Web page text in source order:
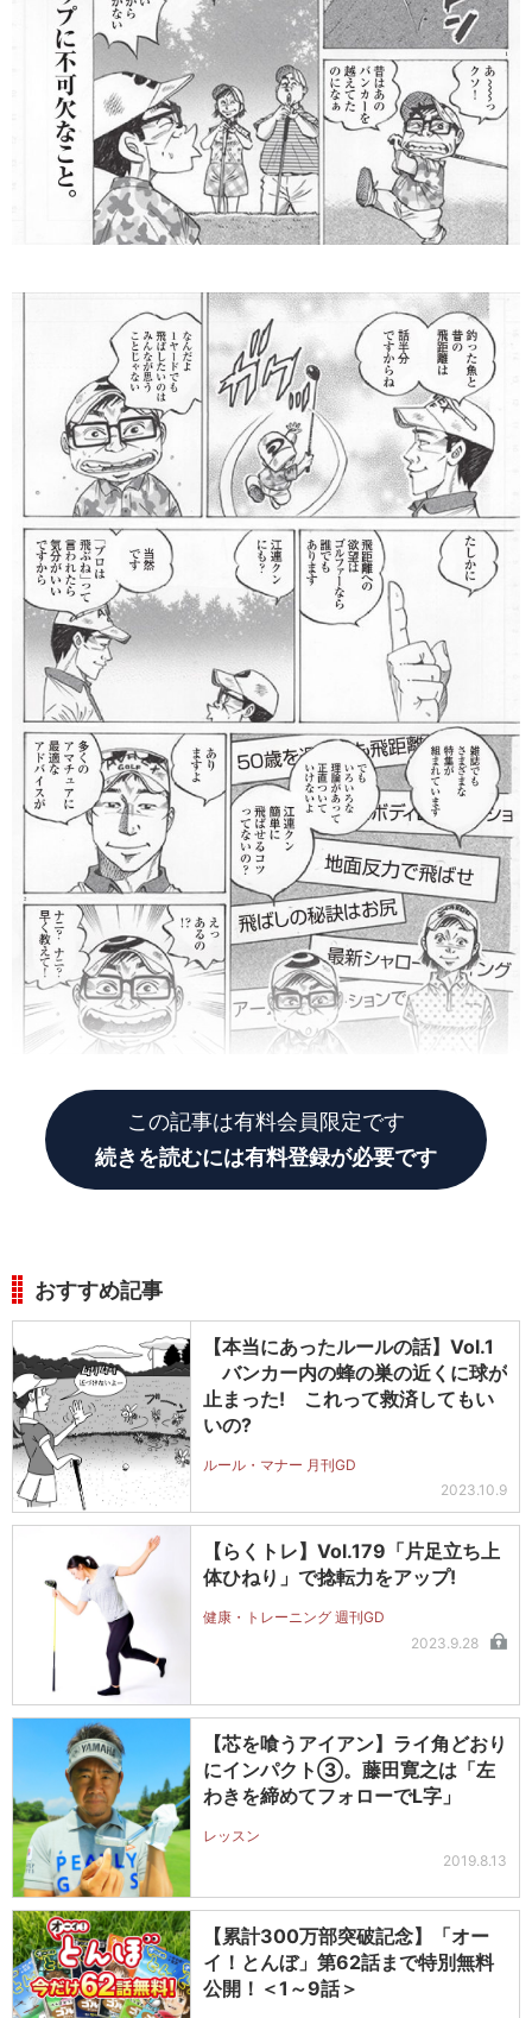
この記事は有料会員限定です
続きを読むには有料登録が必要です
おすすめ記事
【本当にあったルールの話】Vol.1
バンカー内の蜂の巣の近くに球が
止まった! これって救済してもい
いの?
ルール・マナー 月刊GD
2023.10.9
【らくトレ】Vol.179「片足立ち上
体ひねり」で捻転力をアップ!
健康・トレーニング 週刊GD
2023.9.28
【芯を喰うアイアン】ライ角どおり
にインパクト③。藤田寛之は「左
わきを締めてフォローでL字」
レッスン
2019.8.13
【累計300万部突破記念】「オー
イ！とんぼ」第62話まで特別無料
公開！＜1～9話＞